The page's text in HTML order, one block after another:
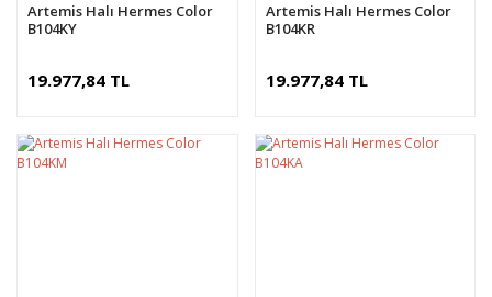
Artemis Halı Hermes Color
B104KY
19.977,84 TL
Artemis Halı Hermes Color
B104KR
19.977,84 TL